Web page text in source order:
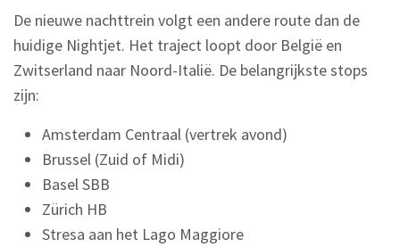
De nieuwe nachttrein volgt een andere route dan de
huidige Nightjet. Het traject loopt door België en
Zwitserland naar Noord-Italië. De belangrijkste stops
zijn:
Amsterdam Centraal (vertrek avond)
Brussel (Zuid of Midi)
Basel SBB
Zürich HB
Stresa aan het Lago Maggiore